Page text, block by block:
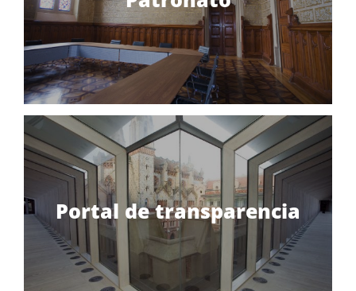
Portal de transparencia